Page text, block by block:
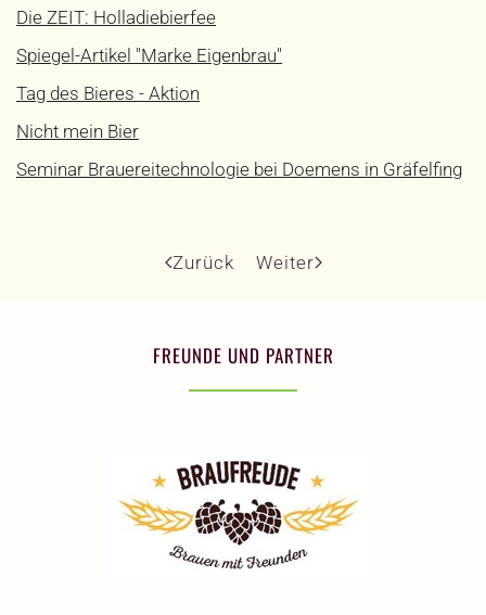
Die ZEIT: Holladiebierfee
Spiegel-Artikel "Marke Eigenbrau"
Tag des Bieres - Aktion
Nicht mein Bier
Seminar Brauereitechnologie bei Doemens in Gräfelfing
Zurück Weiter
FREUNDE UND PARTNER
MEHR INFOS